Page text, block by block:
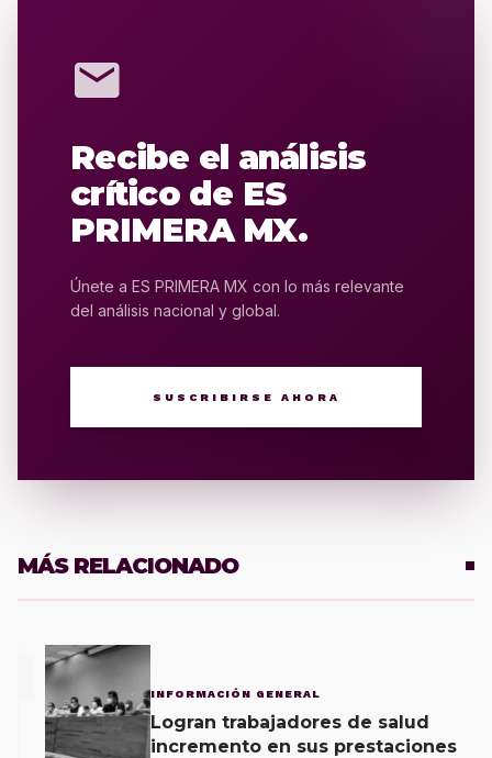
mail
Recibe el análisis
crítico de ES
PRIMERA MX.
Únete a ES PRIMERA MX con lo más relevante
del análisis nacional y global.
SUSCRIBIRSE AHORA
MÁS RELACIONADO
INFORMACIÓN GENERAL
Logran trabajadores de salud
incremento en sus prestaciones